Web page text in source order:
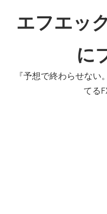
エフエッ
に
『予想で終わらせな
てる